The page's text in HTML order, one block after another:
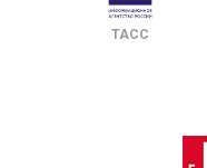
ТАСС